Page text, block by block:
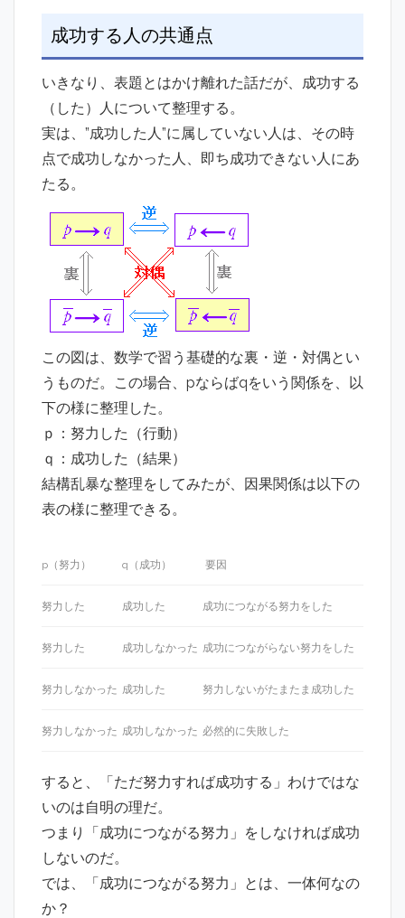
成功する人の共通点
いきなり、表題とはかけ離れた話だが、成功する
（した）人について整理する。
実は、”成功した人”に属していない人は、その時
点で成功しなかった人、即ち成功できない人にあ
たる。
この図は、数学で習う基礎的な裏・逆・対偶とい
うものだ。この場合、pならばqをいう関係を、以
下の様に整理した。
ｐ：努力した（行動）
ｑ：成功した（結果）
結構乱暴な整理をしてみたが、因果関係は以下の
表の様に整理できる。
p（努力） q（成功） 要因
努力した 成功した 成功につながる努力をした
努力した 成功しなかった 成功につながらない努力をした
努力しなかった 成功した 努力しないがたまたま成功した
努力しなかった 成功しなかった 必然的に失敗した
すると、「ただ努力すれば成功する」わけではな
いのは自明の理だ。
つまり「成功につながる努力」をしなければ成功
しないのだ。
では、「成功につながる努力」とは、一体何なの
か？